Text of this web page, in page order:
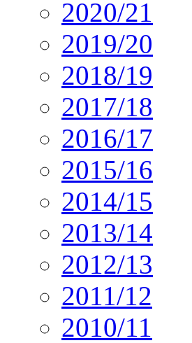
2020/21
2019/20
2018/19
2017/18
2016/17
2015/16
2014/15
2013/14
2012/13
2011/12
2010/11